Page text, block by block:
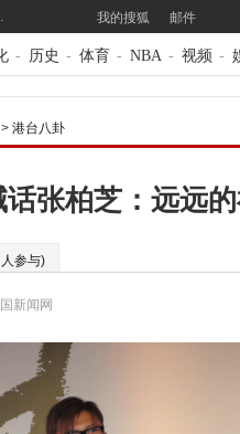
我的搜狐 邮件
- 历史 - 体育 - NBA - 视频 -
> 港台八卦
张柏芝：远远
人参与)
新闻网